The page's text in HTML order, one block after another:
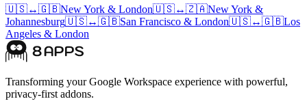
🇺🇸↔🇬🇧New York & London🇺🇸↔🇿🇦New York &
Johannesburg🇺🇸↔🇬🇧San Francisco & London🇺🇸↔🇬🇧Los
Angeles & London
Transforming your Google Workspace experience with powerful,
privacy-first addons.